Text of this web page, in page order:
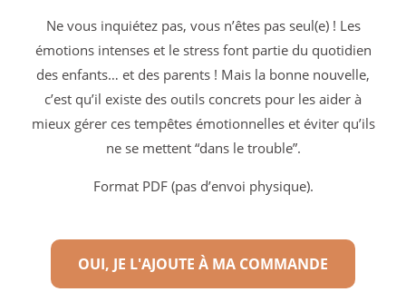
Ne vous inquiétez pas, vous n’êtes pas seul(e) ! Les
émotions intenses et le stress font partie du quotidien
des enfants… et des parents ! Mais la bonne nouvelle,
c’est qu’il existe des outils concrets pour les aider à
mieux gérer ces tempêtes émotionnelles et éviter qu’ils
ne se mettent “dans le trouble”.
Format PDF (pas d’envoi physique).
OUI, JE L'AJOUTE À MA COMMANDE